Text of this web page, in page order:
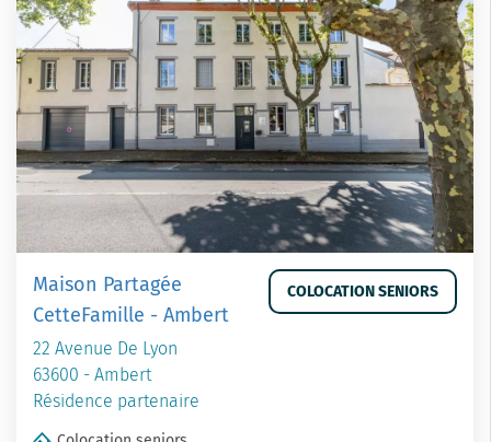
Maison Partagée
CetteFamille - Ambert
22 Avenue De Lyon
63600 - Ambert
Résidence partenaire
COLOCATION SENIORS